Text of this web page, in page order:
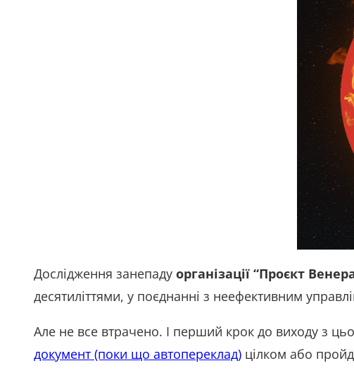
Дослідження занепаду організації “Проєкт
десятиліттями, у поєднанні з неефективним
Але не все втрачено. І перший крок до виходу з
документ (поки що автопереклад) цілком або